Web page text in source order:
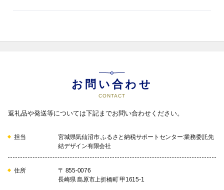
お問い合わせ
CONTACT
返礼品や発送等については下記までお問い合わせください。
担当
宮城県気仙沼市 ふるさと納税サポートセンター:業務委託先
結デザイン有限会社
住所
〒 855-0076
長崎県 島原市上折橋町 甲1615-1